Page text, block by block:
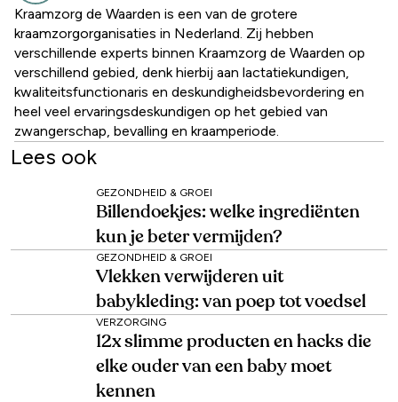
Kraamzorg de Waarden is een van de grotere
kraamzorgorganisaties in Nederland. Zij hebben
verschillende experts binnen Kraamzorg de Waarden op
verschillend gebied, denk hierbij aan lactatiekundigen,
kwaliteitsfunctionaris en deskundigheidsbevordering en
heel veel ervaringsdeskundigen op het gebied van
zwangerschap, bevalling en kraamperiode.
Lees ook
GEZONDHEID & GROEI
Billendoekjes: welke ingrediënten
kun je beter vermijden?
GEZONDHEID & GROEI
Vlekken verwijderen uit
babykleding: van poep tot voedsel
VERZORGING
12x slimme producten en hacks die
elke ouder van een baby moet
kennen